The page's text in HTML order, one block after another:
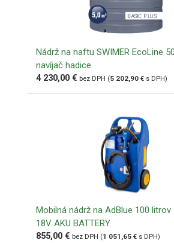
Nádrž na naftu SWIMER EcoLine
navíjač hadice
4 230,00 € bez DPH (5 202,90 € s DPH)
Mobilná nádrž na AdBlue 100
18V AKU BATTERY
855,00 € bez DPH (1 051,65 € s DPH)